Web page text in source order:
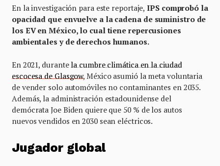
En la investigación para este reportaje, IPS comprobó la
opacidad que envuelve a la cadena de suministro de
los EV en México, lo cual tiene repercusiones
ambientales y de derechos humanos.
En 2021, durante la cumbre climática en la ciudad
escocesa de Glasgow, México asumió la meta voluntaria
de vender solo automóviles no contaminantes en 2035.
Además, la administración estadounidense del
demócrata Joe Biden quiere que 50 % de los autos
nuevos vendidos en 2030 sean eléctricos.
Jugador global